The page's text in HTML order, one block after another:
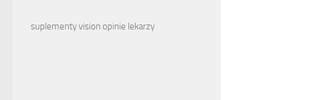
suplementy vision opinie lekarzy